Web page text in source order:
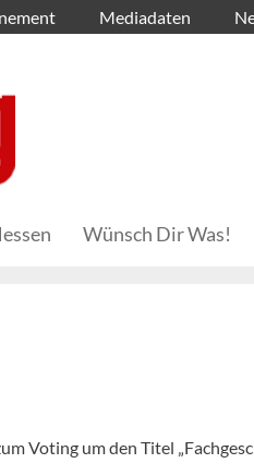
Mediadaten
Wünsch Dir Was!
Voting um den Titel